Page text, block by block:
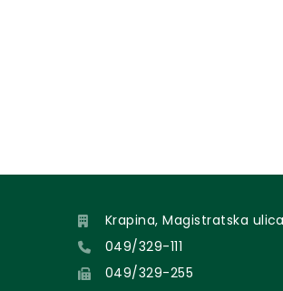
Krapina, Magistratska ulica
049/329-111
049/329-255